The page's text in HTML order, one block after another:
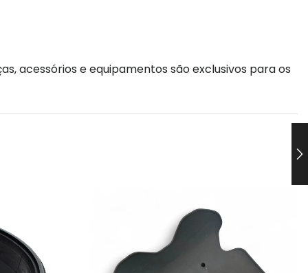
acessórios e equipamentos são exclusivos para os